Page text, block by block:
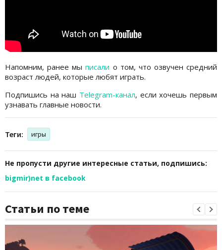
Напомним, ранее мыписали о том, что озвучен средний
возраст людей, которые любят играть.
Подпишись на наш Telegram-канал, если хочешь первым
узнавать главные новости.
Теги: игры
Не пропусти другие интересные статьи, подпишись:
bigmir)net в facebook
Статьи по теме